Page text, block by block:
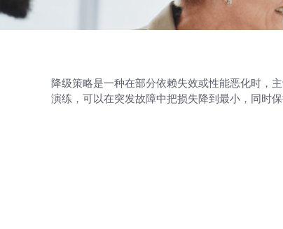
降级策略是一种在部分依赖失效或性能恶化时，
演练，可以在突发故障中把损失降到最小，同时保